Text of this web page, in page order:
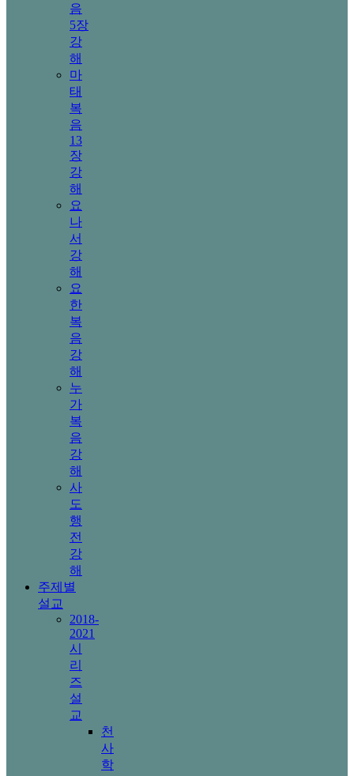
음
5장
강
해
마
태
복
음
13
장
강
해
요
나
서
강
해
요
한
복
음
강
해
누
가
복
음
강
해
사
도
행
전
강
해
주제별
설교
2018-
2021
시
리
즈
설
교
천
사
학